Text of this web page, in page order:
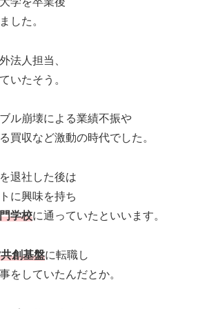
した。
法人担当、
いたそう。
ル崩壊による業績不振や
買収など激動の時代でした。
退社した後は
に興味を持ち
学校に通っていたといいます。
創基盤に転職し
をしていたんだとか。